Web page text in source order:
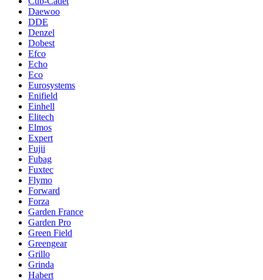
Daewoo
DDE
Denzel
Dobest
Efco
Echo
Eco
Eurosystems
Enifield
Einhell
Elitech
Elmos
Expert
Fujii
Fubag
Fuxtec
Flymo
Forward
Forza
Garden France
Garden Pro
Green Field
Greengear
Grillo
Grinda
Habert